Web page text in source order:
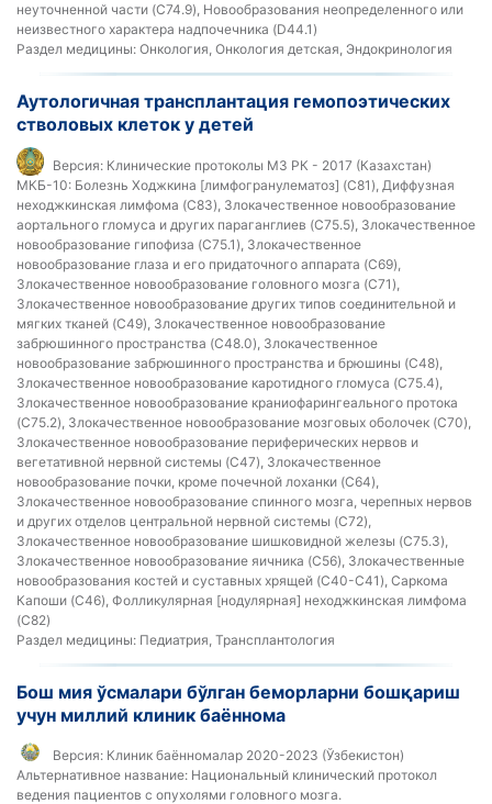
неуточненной части (C74.9), Новообразования неопределенного или
неизвестного характера надпочечника (D44.1)
Раздел медицины: Онкология, Онкология детская, Эндокринология
Аутологичная трансплантация гемопоэтических
стволовых клеток у детей
Версия: Клинические протоколы МЗ РК - 2017 (Казахстан)
МКБ-10: Болезнь Ходжкина [лимфогранулематоз] (C81), Диффузная
неходжкинская лимфома (C83), Злокачественное новообразование
аортального гломуса и других параганглиев (C75.5), Злокачественное
новообразование гипофиза (C75.1), Злокачественное
новообразование глаза и его придаточного аппарата (C69),
Злокачественное новообразование головного мозга (C71),
Злокачественное новообразование других типов соединительной и
мягких тканей (C49), Злокачественное новообразование
забрюшинного пространства (C48.0), Злокачественное
новообразование забрюшинного пространства и брюшины (C48),
Злокачественное новообразование каротидного гломуса (C75.4),
Злокачественное новообразование краниофарингеального протока
(C75.2), Злокачественное новообразование мозговых оболочек (C70),
Злокачественное новообразование периферических нервов и
вегетативной нервной системы (C47), Злокачественное
новообразование почки, кроме почечной лоханки (C64),
Злокачественное новообразование спинного мозга, черепных нервов
и других отделов центральной нервной системы (C72),
Злокачественное новообразование шишковидной железы (C75.3),
Злокачественное новообразование яичника (C56), Злокачественные
новообразования костей и суставных хрящей (C40-C41), Саркома
Капоши (C46), Фолликулярная [нодулярная] неходжкинская лимфома
(C82)
Раздел медицины: Педиатрия, Трансплантология
Бош мия ўсмалари бўлган беморларни бошқариш
учун миллий клиник баённома
Версия: Клиник баённомалар 2020-2023 (Ўзбекистон)
Альтернативное название: Национальный клинический протокол
ведения пациентов с опухолями головного мозга.